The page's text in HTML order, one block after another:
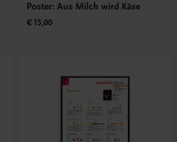
Poster: Aus Milch wird Käse
€ 15,00